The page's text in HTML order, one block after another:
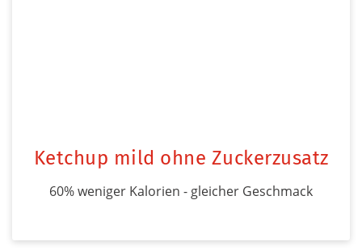
Ketchup mild ohne Zuckerzusatz
60% weniger Kalorien - gleicher Geschmack